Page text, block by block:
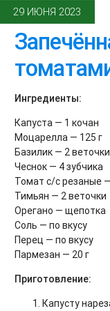
29 ИЮНЯ 2023
Ингредиенты:
Капуста — 1 кочан
Моцарелла — 125 г
Базилик — 2 веточки
Чеснок — 4 зубчика
Томат с/с резаные
Тимьян — 2 веточки
Орегано — щепотка
Соль — по вкусу
Перец — по вкусу
Пармезан — 20 г
Приготовление:
Капусту